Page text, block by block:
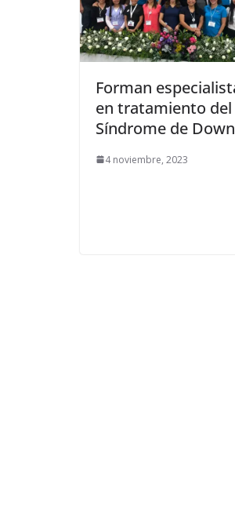
Forman
en tratamiento del
Síndrome de Down
4 noviembre, 2023